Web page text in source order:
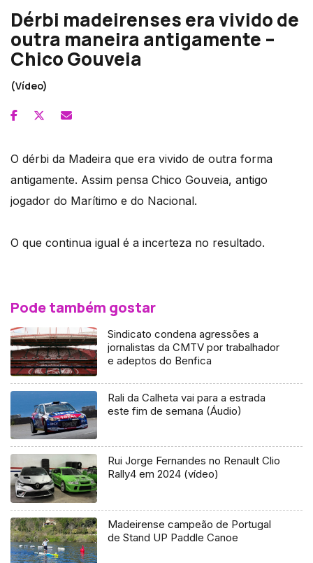
Dérbi madeirenses era vivido de
outra maneira antigamente –
Chico Gouveia
(Vídeo)
O dérbi da Madeira que era vivido de outra forma
antigamente. Assim pensa Chico Gouveia, antigo
jogador do Marítimo e do Nacional.
O que continua igual é a incerteza no resultado.
Pode também gostar
Sindicato condena agressões a
jornalistas da CMTV por trabalhador
e adeptos do Benfica
Rali da Calheta vai para a estrada
este fim de semana (Áudio)
Rui Jorge Fernandes no Renault Clio
Rally4 em 2024 (vídeo)
Madeirense campeão de Portugal
de Stand UP Paddle Canoe